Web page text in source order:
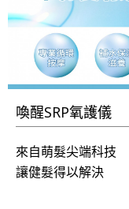
喚醒SRP氧護儀
來自萌髮尖端科技
讓健髮得以解決